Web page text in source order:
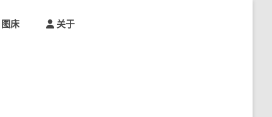
图床 关于